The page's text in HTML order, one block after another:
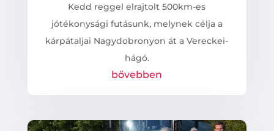
Kedd reggel elrajtolt 500km-es
jótékonysági futásunk, melynek célja a
kárpátaljai Nagydobronyon át a Vereckei-
hágó.
bővebben